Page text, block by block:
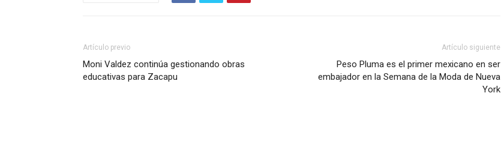
Artículo previo
Moni Valdez continúa gestionando obras
educativas para Zacapu
Artículo siguiente
Peso Pluma es el primer mexicano en ser
embajador en la Semana de la Moda de Nueva
York